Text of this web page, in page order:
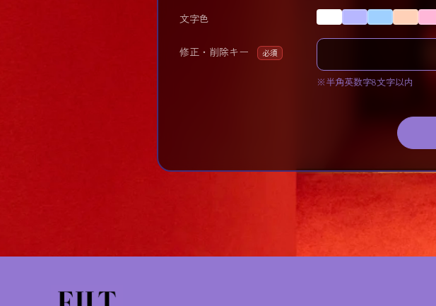
文字色
修正・削除キー 必須
※半角英数字8文字以内